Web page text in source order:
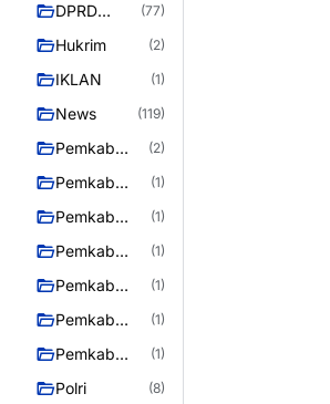
DPRD
Raya
(77)
Hukrim (2)
IKLAN (1)
News (119)
Pemkab
(2)
Pemkab
08/2/2025
(1)
Pemkab
11/2/2025
(1)
Pemkab
13/2/2025
(1)
Pemkab
17/2/2025
(1)
Pemkab
28/2/2025
(1)
Pemkab
(1)
Polri (8)